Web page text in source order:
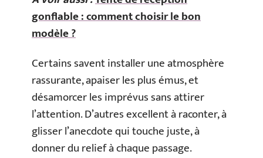
gonflable : comment choisir le bon
modèle ?
Certains savent installer une atmosphère
rassurante, apaiser les plus émus, et
désamorcer les imprévus sans attirer
l’attention. D’autres excellent à raconter, à
glisser l’anecdote qui touche juste, à
donner du relief à chaque passage.